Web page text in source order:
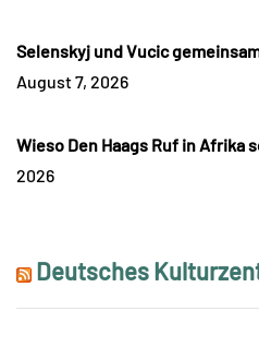
Selenskyj und Vucic
August 7, 2026
Wieso Den Haags Ruf in Afrika
2026
Deutsches